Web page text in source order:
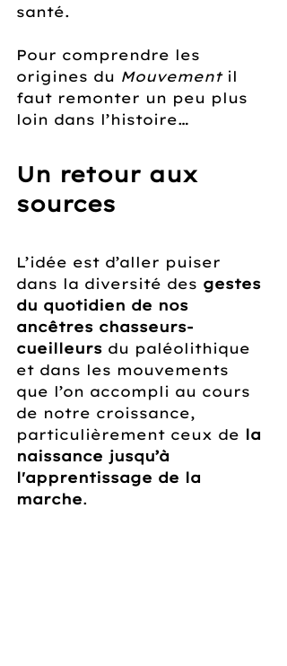
santé.
Pour comprendre les
origines du Mouvement il
faut remonter un peu plus
loin dans l’histoire…
Un retour aux
sources
L’idée est d’aller puiser
dans la diversité des gestes
du quotidien de nos
ancêtres chasseurs-
cueilleurs du paléolithique
et dans les mouvements
que l’on accompli au cours
de notre croissance,
particulièrement ceux de la
naissance jusqu’à
l'apprentissage de la
marche.